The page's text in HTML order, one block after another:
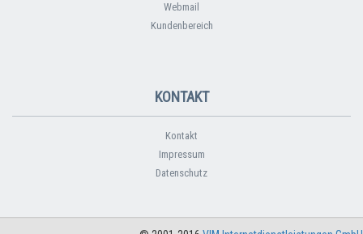
Webmail
Kundenbereich
KONTAKT
Kontakt
Impressum
Datenschutz